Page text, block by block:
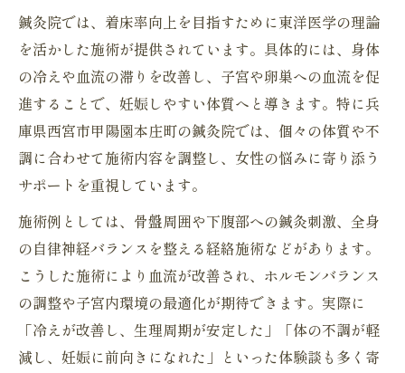
鍼灸院では、着床率向上を目指すために東洋医学の理論
を活かした施術が提供されています。具体的には、身体
の冷えや血流の滞りを改善し、子宮や卵巣への血流を促
進することで、妊娠しやすい体質へと導きます。特に兵
庫県西宮市甲陽園本庄町の鍼灸院では、個々の体質や不
調に合わせて施術内容を調整し、女性の悩みに寄り添う
サポートを重視しています。
施術例としては、骨盤周囲や下腹部への鍼灸刺激、全身
の自律神経バランスを整える経絡施術などがあります。
こうした施術により血流が改善され、ホルモンバランス
の調整や子宮内環境の最適化が期待できます。実際に
「冷えが改善し、生理周期が安定した」「体の不調が軽
減し、妊娠に前向きになれた」といった体験談も多く寄